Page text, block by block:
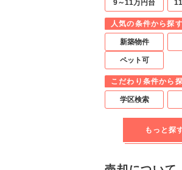
9～11万円台
人気の条件から探す
新築物件
ペット可
こだわり条件から
学区検索
もっと探